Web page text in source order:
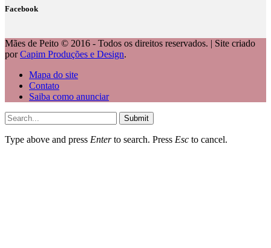
Facebook
Mães de Peito © 2016 - Todos os direitos reservados. | Site criado
porCapim Produções e Design.
Mapa do site
Contato
Saiba como anunciar
Submit
Type above and press Enterto search. Press Esc to cancel.